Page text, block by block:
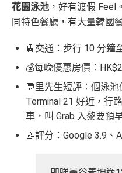
花園泳池 ，好有渡假 Feel
同特色餐廳，有大量韓國
🚊交通：步行 10 分鐘
💰每晚優惠房價：
💬里先生短評：個泳池
Terminal 21 好近，行
車，叫 Grab 入黎要預
📝評分：Google 3.9、